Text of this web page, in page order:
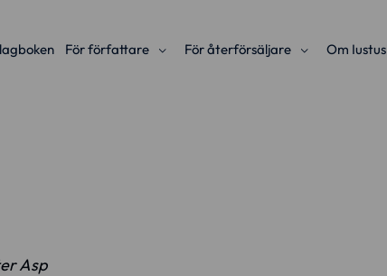
För författare För återförsäljare Om Iustus
Asp